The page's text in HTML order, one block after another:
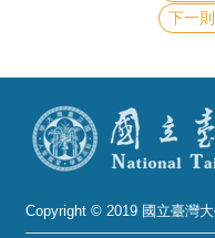
Copyright © 2019 國立臺灣